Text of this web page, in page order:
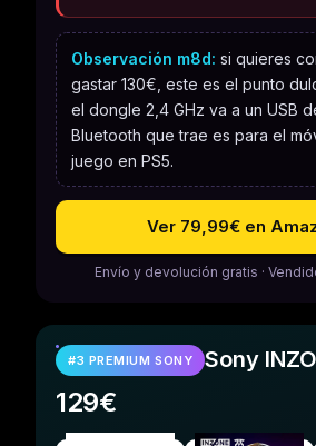
Observación m8d: si quieres
gastar 130€, este es el punto
el dongle 2,4 GHz va a un USB
Bluetooth que trae es para el
juego en PS5.
Ver 79,99€ en
Envío y devolución gratis ·
#3 PREMIUM SONY Sony
129€